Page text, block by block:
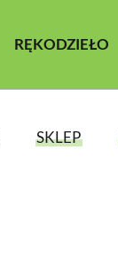
RĘKODZIEŁO
SKLEP